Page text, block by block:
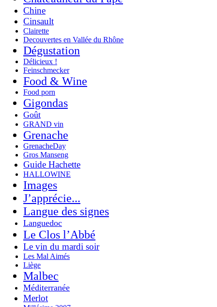
Chine
Cinsault
Clairette
Decouvertes en Vallée du Rhône
Dégustation
Délicieux !
Feinschmecker
Food & Wine
Food porn
Gigondas
Goût
GRAND vin
Grenache
GrenacheDay
Gros Manseng
Guide Hachette
HALLOWINE
Images
J’apprécie...
Langue des signes
Languedoc
Le Clos l’Abbé
Le vin du mardi soir
Les Mal Aimés
Liège
Malbec
Méditerranée
Merlot